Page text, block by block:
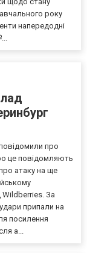
року
напередодні
про
це повідомляють
атаку на ще
Wildberries. За
припали на
посилення
а...